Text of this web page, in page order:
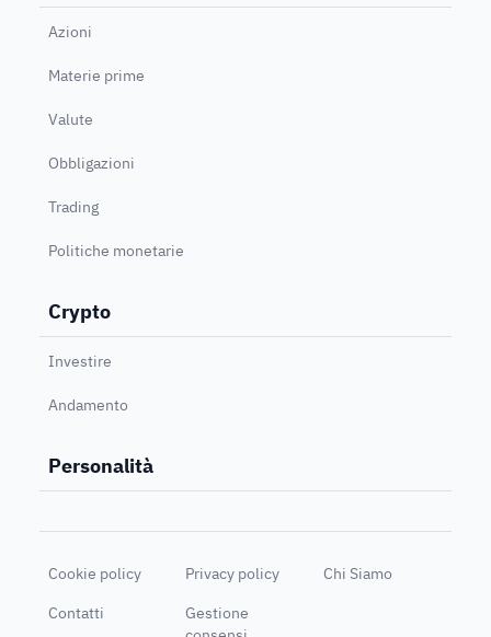
Azioni
Materie prime
Valute
Obbligazioni
Trading
Politiche monetarie
Crypto
Investire
Andamento
Personalità
Cookie policy Privacy policy
Chi Siamo
Contatti
Gestione